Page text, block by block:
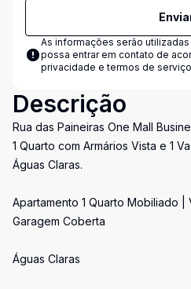
As informações serão
possa entrar em contato de
privacidade e termos de serviço
Descrição
Rua das Paineiras One Mall
1 Quarto com Armários Vista e 1
Águas Claras.
Apartamento 1 Quarto Mobiliado |
Garagem Coberta
Águas Claras